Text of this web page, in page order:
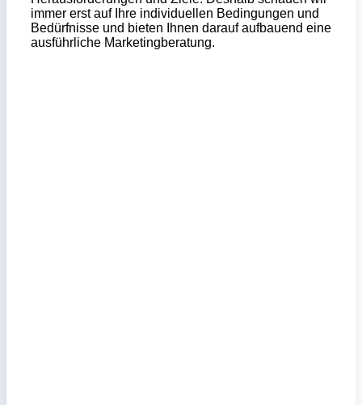
immer erst auf Ihre individuellen Bedingungen und
Bedürfnisse und bieten Ihnen darauf aufbauend eine
ausführliche Marketingberatung.